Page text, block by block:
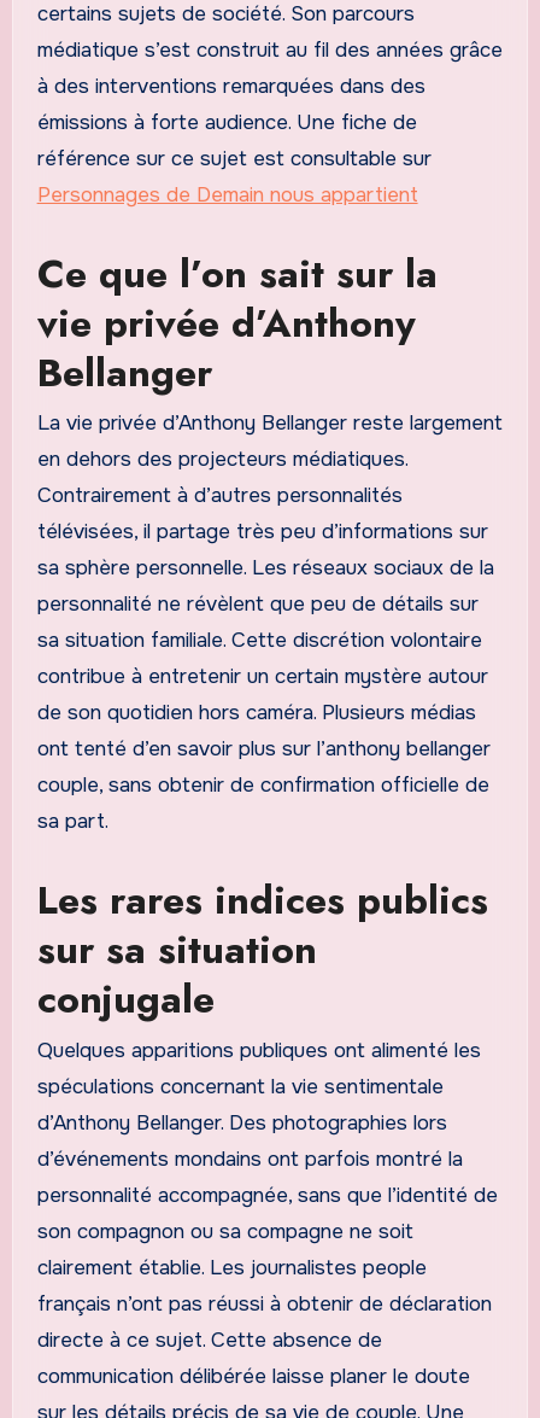
certains sujets de société. Son parcours
médiatique s’est construit au fil des années grâce
à des interventions remarquées dans des
émissions à forte audience. Une fiche de
référence sur ce sujet est consultable sur
Personnages de Demain nous appartient
Ce que l’on sait sur la
vie privée d’Anthony
Bellanger
La vie privée d’Anthony Bellanger reste largement
en dehors des projecteurs médiatiques.
Contrairement à d’autres personnalités
télévisées, il partage très peu d’informations sur
sa sphère personnelle. Les réseaux sociaux de la
personnalité ne révèlent que peu de détails sur
sa situation familiale. Cette discrétion volontaire
contribue à entretenir un certain mystère autour
de son quotidien hors caméra. Plusieurs médias
ont tenté d’en savoir plus sur l’anthony bellanger
couple, sans obtenir de confirmation officielle de
sa part.
Les rares indices publics
sur sa situation
conjugale
Quelques apparitions publiques ont alimenté les
spéculations concernant la vie sentimentale
d’Anthony Bellanger. Des photographies lors
d’événements mondains ont parfois montré la
personnalité accompagnée, sans que l’identité de
son compagnon ou sa compagne ne soit
clairement établie. Les journalistes people
français n’ont pas réussi à obtenir de déclaration
directe à ce sujet. Cette absence de
communication délibérée laisse planer le doute
sur les détails précis de sa vie de couple. Une